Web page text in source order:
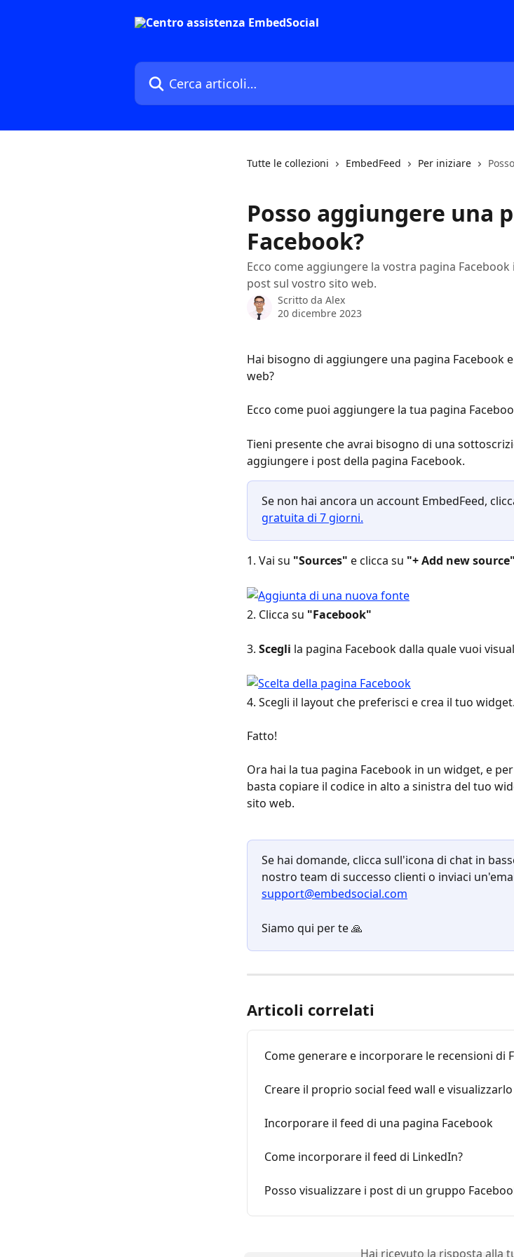
Cerca articoli…
Tutte le collezioni EmbedFeed Per iniziare
Posso aggiungere una
Facebook?
Ecco come aggiungere la vostra pagina Facebook
post sul vostro sito web.
Scritto da Alex
20 dicembre 2023
Hai bisogno di aggiungere una pagina Facebook
web?
Ecco come puoi aggiungere la tua pagina
Tieni presente che avrai bisogno di una
aggiungere i post della pagina Facebook.
Se non hai ancora un account EmbedFeed,
gratuita di 7 giorni.
1. Vai su "Sources" e clicca su "+ Add new
2. Clicca su "Facebook"
3. Scegli la pagina Facebook dalla quale vuoi
4. Scegli il layout che preferisci e crea il tuo widget.
Fatto!
Ora hai la tua pagina Facebook in un widget, e
basta copiare il codice in alto a sinistra del tuo
sito web.
Se hai domande, clicca sull'icona di chat in
nostro team di successo clienti o inviaci
support@embedsocial.com
Siamo qui per te 🙏
Articoli correlati
Come generare e incorporare le recensioni di
Creare il proprio social feed wall e
Incorporare il feed di una pagina Facebook
Come incorporare il feed di LinkedIn?
Posso visualizzare i post di un gruppo
Hai ricevuto la risposta alla